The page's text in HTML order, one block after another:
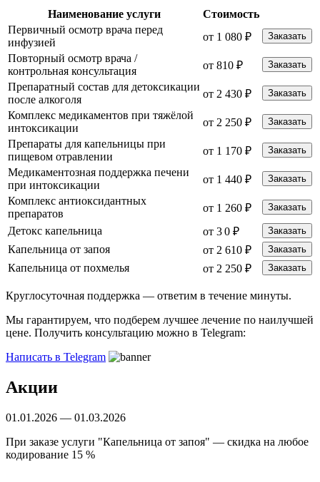
Наименование услуги
Стоимость
Первичный осмотр врача перед
инфузией
от 1 080 ₽ Заказать
Повторный осмотр врача /
контрольная консультация
от 810 ₽ Заказать
Препаратный состав для детоксикации
после алкоголя
от 2 430 ₽ Заказать
Комплекс медикаментов при тяжёлой
интоксикации
от 2 250 ₽ Заказать
Препараты для капельницы при
пищевом отравлении
от 1 170 ₽ Заказать
Медикаментозная поддержка печени
при интоксикации
от 1 440 ₽ Заказать
Комплекс антиоксидантных
препаратов
от 1 260 ₽ Заказать
Детокс капельница от 3 0 ₽ Заказать
Капельница от запоя от 2 610 ₽ Заказать
Капельница от похмелья от 2 250 ₽ Заказать
Круглосуточная поддержка — ответим в течение минуты.
Мы гарантируем, что подберем лучшее лечение по наилучшей
цене. Получить консультацию можно в Telegram:
Написать в Telegram
Акции
01.01.2026 — 01.03.2026
При заказе услуги "Капельница от запоя" — скидка на любое
кодирование 15 %